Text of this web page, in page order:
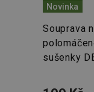
Novinka
Souprava
sušenky